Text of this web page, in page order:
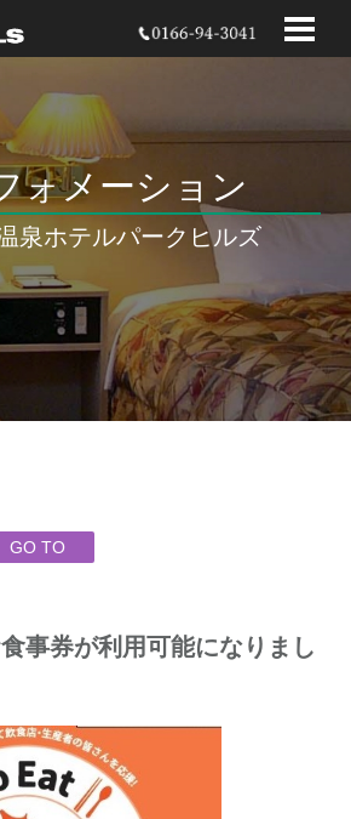
ォメーション
泉ホテルパークヒルズ
GO TO
事券が利用可能になりまし